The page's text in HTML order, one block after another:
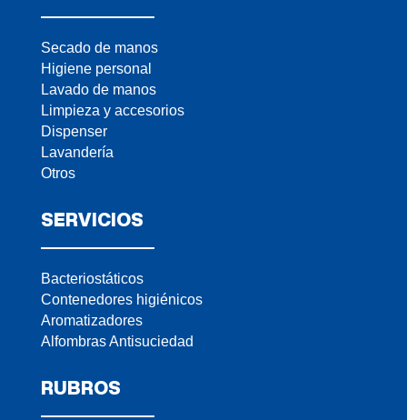
Secado de manos
Higiene personal
Lavado de manos
Limpieza y accesorios
Dispenser
Lavandería
Otros
SERVICIOS
Bacteriostáticos
Contenedores higiénicos
Aromatizadores
Alfombras Antisuciedad
RUBROS